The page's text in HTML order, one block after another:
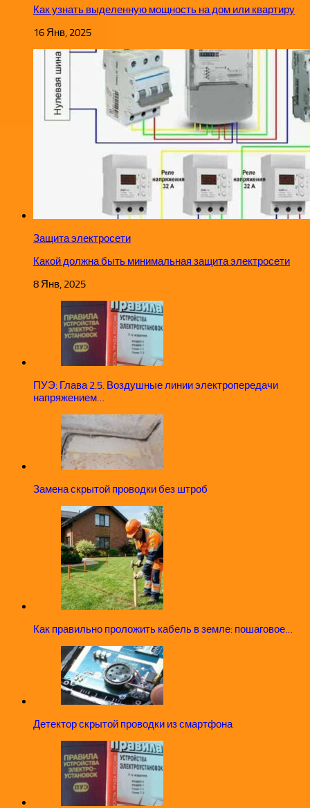
Как узнать выделенную мощность на дом или квартиру
16 Янв, 2025
Защита электросети
Какой должна быть минимальная защита электросети
8 Янв, 2025
ПУЭ: Глава 2.5. Воздушные линии электропередачи
напряжением…
Замена скрытой проводки без штроб
Как правильно проложить кабель в земле: пошаговое…
Детектор скрытой проводки из смартфона